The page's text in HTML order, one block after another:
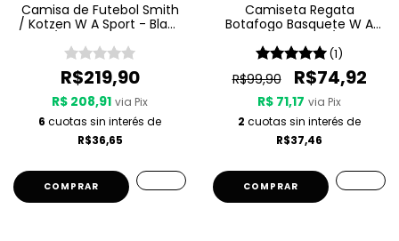
Camisa de Futebol Smith
/ Kotzen W A Sport - Black
R$219,90
R$ 208,91 via Pix
6 cuotas sin interés de
R$36,65
COMPRAR
Camiseta Regata
Botafogo Basquete W A
Listrada (1)
R$99,90 R$74,92
R$ 71,17 via Pix
2 cuotas sin interés de
R$37,46
COMPRAR